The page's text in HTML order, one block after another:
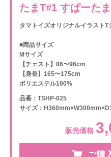
たまT#1 すぱーた
タマトイズオリジナルイラストT
■商品サイズ
Mサイズ
【チェスト】86〜96cm
【身長】165〜175cm
ポリエステル100%
品番：TSHP-025
サイズ：
販売価格
ご購